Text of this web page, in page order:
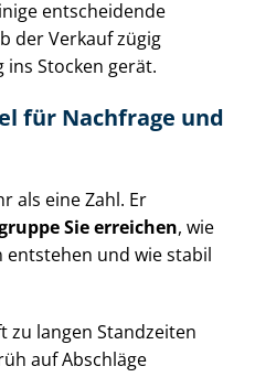
entscheidende
der Verkauf zügig
Stocken gerät.
für Nachfrage und
als eine Zahl. Er
Sie erreichen, wie
und wie stabil
zu langen Standzeiten
auf Abschläge